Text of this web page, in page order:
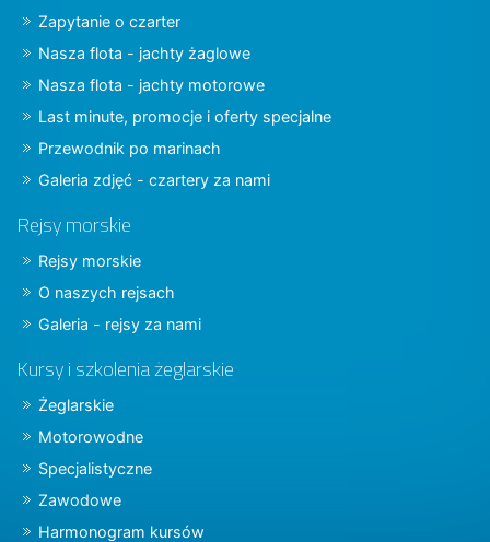
Zapytanie o czarter
Nasza flota - jachty żaglowe
Nasza flota - jachty motorowe
Last minute, promocje i oferty specjalne
Przewodnik po marinach
Galeria zdjęć - czartery za nami
Rejsy morskie
Rejsy morskie
O naszych rejsach
Galeria - rejsy za nami
Kursy i szkolenia żeglarskie
Żeglarskie
Motorowodne
Specjalistyczne
Zawodowe
Harmonogram kursów